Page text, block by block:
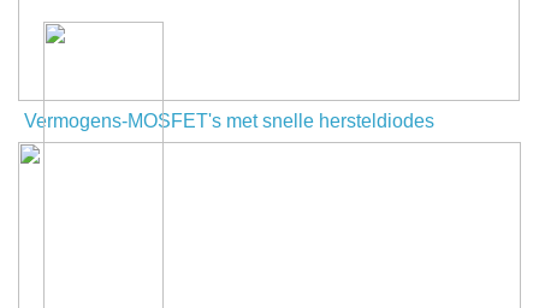
Vermogens-MOSFET's met snelle hersteldiodes